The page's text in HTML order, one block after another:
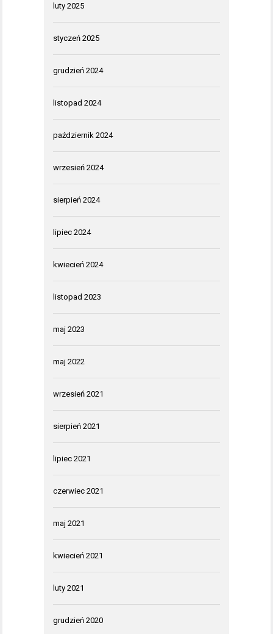
luty 2025
styczeń 2025
grudzień 2024
listopad 2024
październik 2024
wrzesień 2024
sierpień 2024
lipiec 2024
kwiecień 2024
listopad 2023
maj 2023
maj 2022
wrzesień 2021
sierpień 2021
lipiec 2021
czerwiec 2021
maj 2021
kwiecień 2021
luty 2021
grudzień 2020